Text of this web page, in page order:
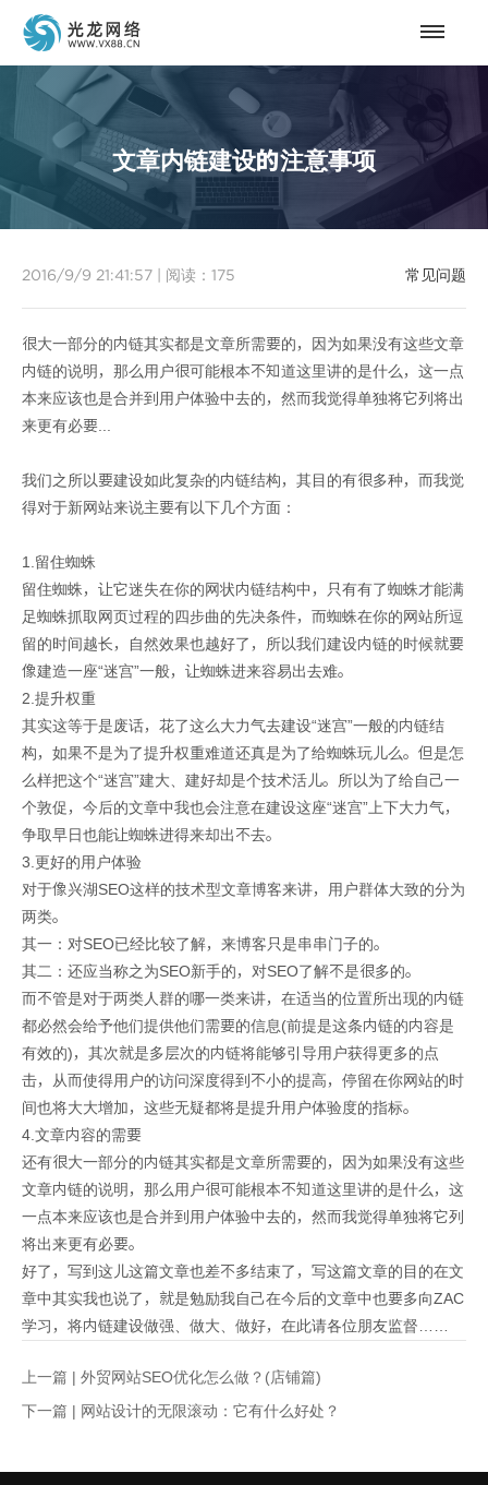
文章内链建设的注意事项
常见问题
2016/9/9 21:41:57 阅读： 175
很大一部分的内链其实都是文章所需要的，因为如果没有这些文章
内链的说明，那么用户很可能根本不知道这里讲的是什么，这一点
本来应该也是合并到用户体验中去的，然而我觉得单独将它列将出
来更有必要...
我们之所以要建设如此复杂的内链结构，其目的有很多种，而我觉
得对于新网站来说主要有以下几个方面：
1.留住蜘蛛
留住蜘蛛，让它迷失在你的网状内链结构中，只有有了蜘蛛才能满
足蜘蛛抓取网页过程的四步曲的先决条件，而蜘蛛在你的网站所逗
留的时间越长，自然效果也越好了，所以我们建设内链的时候就要
像建造一座“迷宫”一般，让蜘蛛进来容易出去难。
2.提升权重
其实这等于是废话，花了这么大力气去建设“迷宫”一般的内链结
构，如果不是为了提升权重难道还真是为了给蜘蛛玩儿么。但是怎
么样把这个“迷宫”建大、建好却是个技术活儿。所以为了给自己一
个敦促，今后的文章中我也会注意在建设这座“迷宫”上下大力气，
争取早日也能让蜘蛛进得来却出不去。
3.更好的用户体验
对于像兴湖SEO这样的技术型文章博客来讲，用户群体大致的分为
两类。
其一：对SEO已经比较了解，来博客只是串串门子的。
其二：还应当称之为SEO新手的，对SEO了解不是很多的。
而不管是对于两类人群的哪一类来讲，在适当的位置所出现的内链
都必然会给予他们提供他们需要的信息(前提是这条内链的内容是
有效的)，其次就是多层次的内链将能够引导用户获得更多的点
击，从而使得用户的访问深度得到不小的提高，停留在你网站的时
间也将大大增加，这些无疑都将是提升用户体验度的指标。
4.文章内容的需要
还有很大一部分的内链其实都是文章所需要的，因为如果没有这些
文章内链的说明，那么用户很可能根本不知道这里讲的是什么，这
一点本来应该也是合并到用户体验中去的，然而我觉得单独将它列
将出来更有必要。
好了，写到这儿这篇文章也差不多结束了，写这篇文章的目的在文
章中其实我也说了，就是勉励我自己在今后的文章中也要多向ZAC
学习，将内链建设做强、做大、做好，在此请各位朋友监督……
上一篇 | 外贸网站SEO优化怎么做？(店铺篇)
下一篇 | 网站设计的无限滚动：它有什么好处？